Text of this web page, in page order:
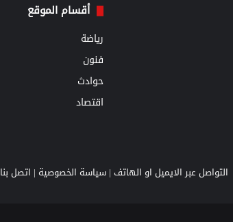
أقسام الموقع
رياضة
فنون
حوادث
اقتصاد
التواصل عبر الايميل او الهاتف |سياسة الخصوصية | اتصل بنا